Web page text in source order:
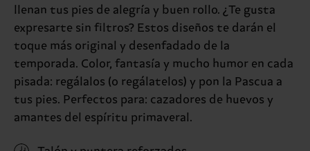
llenan tus pies de alegría y buen rollo. ¿Te gusta
expresarte sin filtros? Estos diseños te darán el
toque más original y desenfadado de la
temporada. Color, fantasía y mucho humor en cada
pisada: regálalos (o regálatelos) y pon la Pascua a
tus pies. Perfectos para: cazadores de huevos y
amantes del espíritu primaveral.